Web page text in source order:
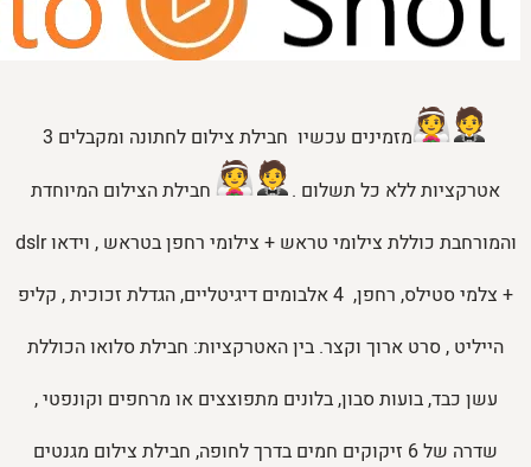
מפיקי אירועים –
צלם לחתונה
זיהוי נכון של זוויות המצולם–
שילוב נכון בין המצולמים לנוף–
מזמינים עכשיו חבילת צילום לחתונה ומקבלים 3
אטרקציות ללא כל תשלום .
חבילת הצילום המיוחדת
והמורחבת כוללת צילומי טראש + צילומי רחפן בטראש , וידאו dslr
+ צלמי סטילס, רחפן, 4 אלבומים דיגיטליים, הגדלת זכוכית , קליפ
הייליט , סרט ארוך וקצר. בין האטרקציות: חבילת סלואו הכוללת
עשן כבד, בועות סבון, בלונים מתפוצצים או מרחפים וקונפטי ,
שדרה של 6 זיקוקים חמים בדרך לחופה, חבילת צילום מגנטים